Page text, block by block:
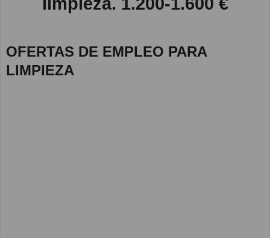
limpieza. 1.200-1.600 €
OFERTAS DE EMPLEO PARA
LIMPIEZA